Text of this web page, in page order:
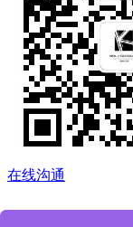
在线沟通